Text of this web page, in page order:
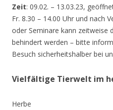
Zeit: 09.02. – 13.03.23,
Fr. 8.30 – 14.00 Uhr und nach
oder Seminare kann zeitweise
behindert werden – bitte
Besuch sicherheitshalber bei
Vielfältige Tierwelt im
Herbe